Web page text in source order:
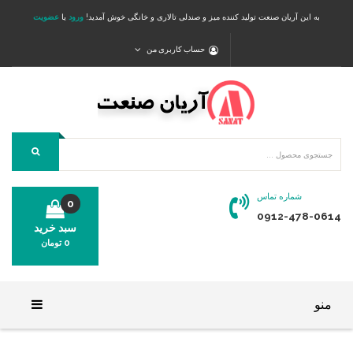
به این آریان صنعت تولید کننده میز و صندلی تالاری و خانگی خوش آمدید! ورود یا عضویت
حساب کاربری من
شماره تماس
0912-478-0614
سبد خرید
0
0 تومان
منو